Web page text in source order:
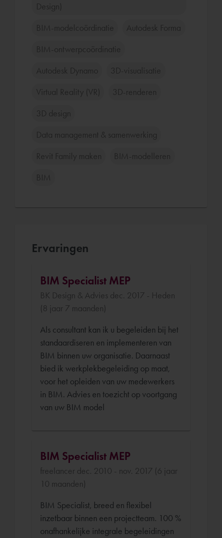
Design)
BIM-modelcoördinatie Autodesk Forma
BIM-ontwerpcoördinatie
Autodesk Dynamo 3D-visualisatie
Virtual Reality (VR) 3D-renderen
3D design
Data management & samenwerking
Revit Family maken BIM-modelleren
BIM
Ervaringen
BIM Specialist MEP
BK Design & Advies dec. 2017 - Heden
(8 jaar 7 maanden)
Als consultant kan ik u begeleiden bij het
standaardiseren en implementeren van
BIM binnen uw organisatie. Daarnaast
bied ik werkplekbegeleiding op maat,
voor het opleiden van uw medewerkers
in BIM. Advies en toezicht op voortgang
van uw BIM model
BIM Specialist MEP
freelancer dec. 2010 - nov. 2017 (6 jaar
10 maanden)
BIM Specialist, breed en flexibel
inzetbaar binnen een projectteam. 100 %
onafhankelijke integrale begeleidingen